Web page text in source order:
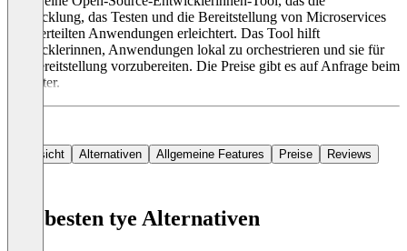
Entwicklung, das Testen und die Bereitstellung von Microservices
und verteilten Anwendungen erleichtert. Das Tool hilft
Entwicklerinnen, Anwendungen lokal zu orchestrieren und sie für
die Bereitstellung vorzubereiten. Die Preise gibt es auf Anfrage beim
Anbieter.
Übersicht Alternativen Allgemeine Features Preise Reviews
Die besten tye Alternativen